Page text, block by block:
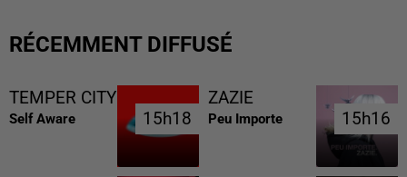
RÉCEMMENT DIFFUSÉ
TEMPER CITY
Self Aware 15h18
15h18
ZAZIE
Peu Importe 15h16
15h16